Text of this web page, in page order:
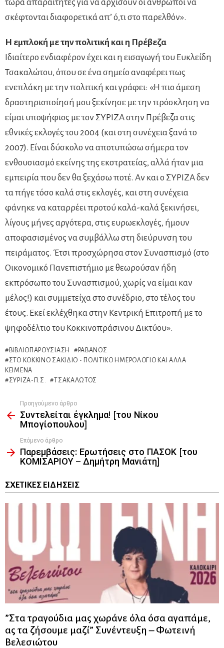
τώρα απαραίτητες για να αρχίσουν οι άνθρωποι να
σκέφτονται διαφορετικά απ’ ό,τι στο παρελθόν».
Η εμπλοκή με την πολιτική και η Πρέβεζα
Ιδιαίτερο ενδιαφέρον έχει και η εισαγωγή του Ευκλείδη
Τσακαλώτου, όπου σε ένα σημείο αναφέρει πως
ενεπλάκη με την πολιτική και γράφει: «Η πιο άμεση
δραστηριοποίησή μου ξεκίνησε με την πρόσκληση να
είμαι υποψήφιος με τον ΣΥΡΙΖΑ στην Πρέβεζα στις
εθνικές εκλογές του 2004 (και στη συνέχεια ξανά το
2007). Είναι δύσκολο να αποτυπώσω σήμερα τον
ενθουσιασμό εκείνης της εκστρατείας, αλλά ήταν μια
εμπειρία που δεν θα ξεχάσω ποτέ. Αν και ο ΣΥΡΙΖΑ δεν
τα πήγε τόσο καλά στις εκλογές, και στη συνέχεια
φάνηκε να καταρρέει προτού καλά-καλά ξεκινήσει,
λίγους μήνες αργότερα, στις ευρωεκλογές, ήμουν
αποφασισμένος να συμβάλλω στη διεύρυνση του
πειράματος. Έτσι προσχώρησα στον Συνασπισμό (στο
Οικονομικό Πανεπιστήμιο με θεωρούσαν ήδη
εκπρόσωπο του Συνασπισμού, χωρίς να είμαι καν
μέλος!) και συμμετείχα στο συνέδριο, στο τέλος του
έτους. Εκεί εκλέχθηκα στην Κεντρική Επιτροπή με το
ψηφοδέλτιο του Κοκκινοπράσινου Δικτύου».
ΒΙΒΛΙΟΠΑΡΟΥΣΊΑΣΗ
ΡΑΒΑΝΌΣ
ΣΤΟ ΚΌΚΚΙΝΟ ΣΑΚΊΔΙΟ - ΠΟΛΙΤΙΚΌ ΗΜΕΡΟΛΌΓΙΟ ΚΑΙ ΆΛΛΑ
ΚΕΊΜΕΝΑ
ΣΥΡΙΖΑ-Π.Σ.
ΤΣΑΚΑΛΏΤΟΣ
more
Προηγούμενο άρθρο
Συντελείται έγκλημα! [του Νίκου
Μπογίοπουλου]
Επόμενο άρθρο
Παρεμβάσεις: Ερωτήσεις στο ΠΑΣΟΚ [του
ΚΟΜΙΣΑΡΙΟΥ – Δημήτρη Μανιάτη]
ΣΧΕΤΙΚΈΣ ΕΙΔΉΣΕΙΣ
”Στα τραγούδια μας χωράνε όλα όσα αγαπάμε,
ας τα ζήσουμε μαζί” Συνέντευξη – Φωτεινή
Βελεσιώτου